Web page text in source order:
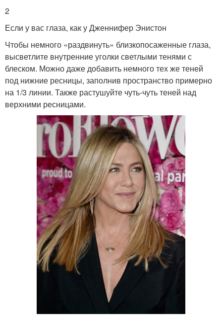
2
Если у вас глаза, как у Дженнифер Энистон
Чтобы немного «раздвинуть» близкопосаженные глаза,
высветлите внутренние уголки светлыми тенями с
блеском. Можно даже добавить немного тех же теней
под нижние ресницы, заполнив пространство примерно
на 1/3 линии. Также растушуйте чуть-чуть теней над
верхними ресницами.